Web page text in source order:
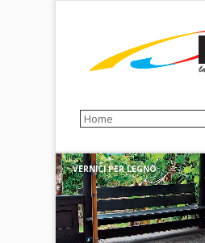
VERNICI PER LEGNO